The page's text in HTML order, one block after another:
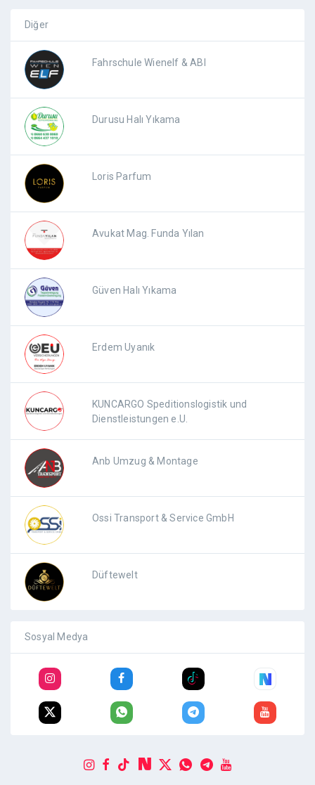
Diğer
Fahrschule Wienelf & ABI
Durusu Halı Yıkama
Loris Parfum
Avukat Mag. Funda Yılan
Güven Halı Yıkama
Erdem Uyanık
KUNCARGO Speditionslogistik und
Dienstleistungen e.U.
Anb Umzug & Montage
Ossi Transport & Service GmbH
Düftewelt
Sosyal Medya